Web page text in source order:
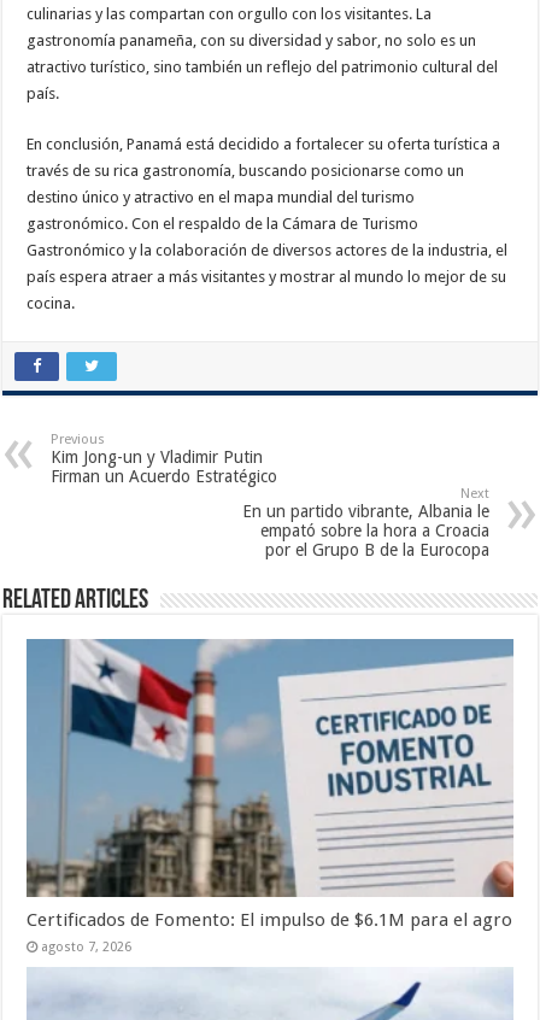
culinarias y las compartan con orgullo con los visitantes. La
gastronomía panameña, con su diversidad y sabor, no solo es un
atractivo turístico, sino también un reflejo del patrimonio cultural del
país.
En conclusión, Panamá está decidido a fortalecer su oferta turística a
través de su rica gastronomía, buscando posicionarse como un
destino único y atractivo en el mapa mundial del turismo
gastronómico. Con el respaldo de la Cámara de Turismo
Gastronómico y la colaboración de diversos actores de la industria, el
país espera atraer a más visitantes y mostrar al mundo lo mejor de su
cocina.
Previous
Kim Jong-un y Vladimir Putin
Firman un Acuerdo Estratégico
Next
En un partido vibrante, Albania le
empató sobre la hora a Croacia
por el Grupo B de la Eurocopa
Related Articles
Certificados de Fomento: El impulso de $6.1M para el agro
agosto 7, 2026